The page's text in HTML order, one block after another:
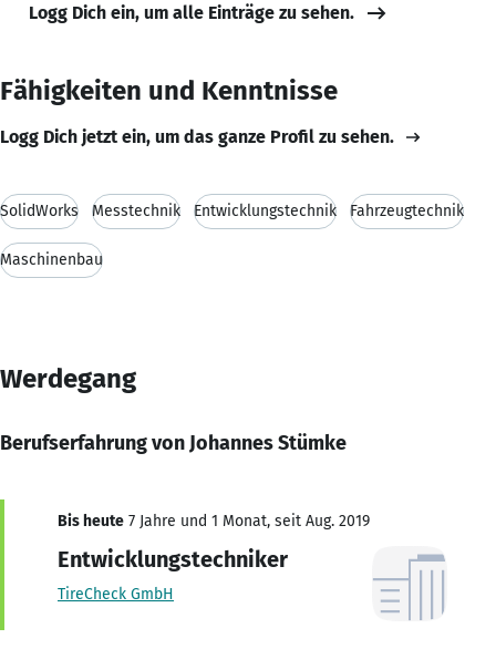
Logg Dich ein, um alle Einträge zu sehen.
Fähigkeiten und Kenntnisse
Logg Dich jetzt ein, um das ganze Profil zu sehen.
SolidWorks Messtechnik Entwicklungstechnik Fahrzeugtechnik
Maschinenbau
Werdegang
Berufserfahrung von Johannes Stümke
Bis heute 7 Jahre und 1 Monat, seit Aug. 2019
Entwicklungstechniker
TireCheck GmbH